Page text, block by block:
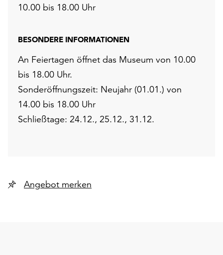
10.00 bis 18.00 Uhr
BESONDERE INFORMATIONEN
An Feiertagen öffnet das Museum von 10.00
bis 18.00 Uhr.
Sonderöffnungszeit: Neujahr (01.01.) von
14.00 bis 18.00 Uhr
Schließtage: 24.12., 25.12., 31.12.
Angebot merken